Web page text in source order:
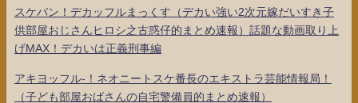
スケバン！デカッフルまっくす（デカい強い2次元嫁だいすき子
供部屋おじさんヒロシ之古惑仔的まとめ速報）話題な動画取り上
げMAX！デカいは正義刑事編
アキヨッフル-！ネオニートスケ番長のエキストラ芸能情報局！
（子ども部屋おばさんの自宅警備員的まとめ速報）